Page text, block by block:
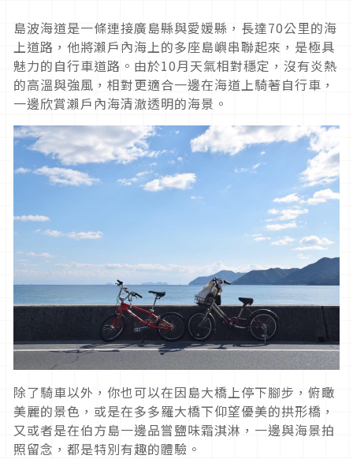
島波海道是一條連接廣島縣與愛媛縣，長達70公里的海
上道路，他將瀨戶內海上的多座島嶼串聯起來，是極具
魅力的自行車道路。由於10月天氣相對穩定，沒有炎熱
的高溫與強風，相對更適合一邊在海道上騎著自行車，
一邊欣賞瀨戶內海清澈透明的海景。
除了騎車以外，你也可以在因島大橋上停下腳步，俯瞰
美麗的景色，或是在多多羅大橋下仰望優美的拱形橋，
又或者是在伯方島一邊品嘗鹽味霜淇淋，一邊與海景拍
照留念，都是特別有趣的體驗。